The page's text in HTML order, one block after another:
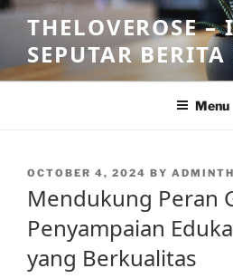
Skip
content
THELOVEROSE
SEPUTAR
Menu
POSTED
OCTOBER 4, 2024 BY
Mendukung Peran
Penyampaian
yang Berkualitas